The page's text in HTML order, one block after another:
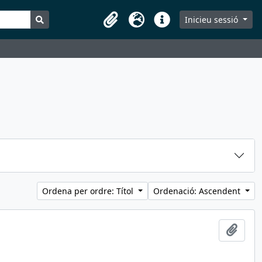
Search in browse page
Portaretalls
IdiomaDreceresInicieu sessió
Ordena per ordre: Títol Ordenació: Ascendent